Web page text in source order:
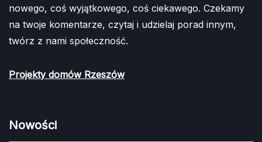
nowego, coś wyjątkowego, coś ciekawego. Czekamy
na twoje komentarze, czytaj i udzielaj porad innym,
twórz z nami społeczność.
Projekty domów Rzeszów
Nowości